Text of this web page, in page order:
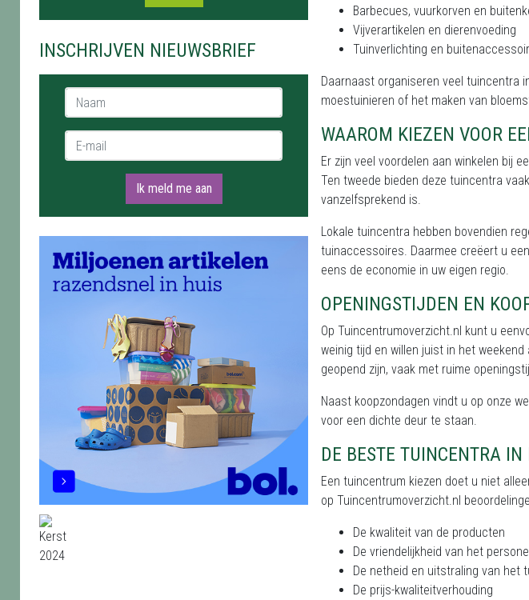
INSCHRIJVEN NIEUWSBRIEF
Naam *
E-mail *
Ik meld me aan
Barbecues, vuurkorven en
Vijverartikelen en dierenvoeding
Tuinverlichting en
Daarnaast organiseren veel tuincentra
moestuinieren of het maken van
WAAROM KIEZEN VOOR
Er zijn veel voordelen aan winkelen bij
Ten tweede bieden deze tuincentra
vanzelfsprekend is.
Lokale tuincentra hebben bovendien
tuinaccessoires. Daarmee creëert u
eens de economie in uw eigen regio.
OPENINGSTIJDEN EN
Op Tuincentrumoverzicht.nl kunt u
weinig tijd en willen juist in het
geopend zijn, vaak met ruime
Naast koopzondagen vindt u op onze
voor een dichte deur te staan.
DE BESTE TUINCENTRA
Een tuincentrum kiezen doet u niet
op Tuincentrumoverzicht.nl
De kwaliteit van de producten
De vriendelijkheid van het
De netheid en uitstraling van het
De prijs-kwaliteitverhouding